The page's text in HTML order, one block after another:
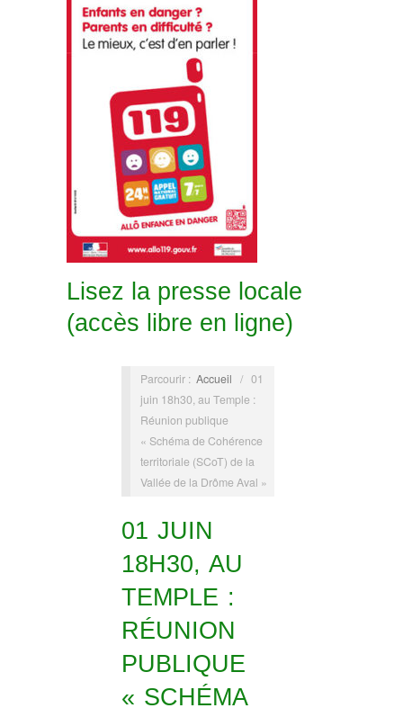
Lisez la presse locale
(accès libre en ligne)
Parcourir : Accueil / 01
juin 18h30, au Temple :
Réunion publique
« Schéma de Cohérence
territoriale (SCoT) de la
Vallée de la Drôme Aval »
01 JUIN
18H30, AU
TEMPLE :
RÉUNION
PUBLIQUE
« SCHÉMA